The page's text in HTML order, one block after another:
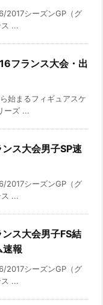
2017シーズンGP（グ
...
フランス大会・出
始まるフィギュアスケ
ーズ ...
ス大会男子SP速
2017シーズンGP（グ
...
ス大会男子FS結
報
2017シーズンGP（グ
...